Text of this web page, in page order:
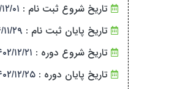
تاریخ شروع ثبت نام :
تاریخ پایان ثبت نام :
تاریخ شروع دوره : ۱۴۰۲/۱۲/
تاریخ پایان دوره : ۱۴۰۲/۱۲/